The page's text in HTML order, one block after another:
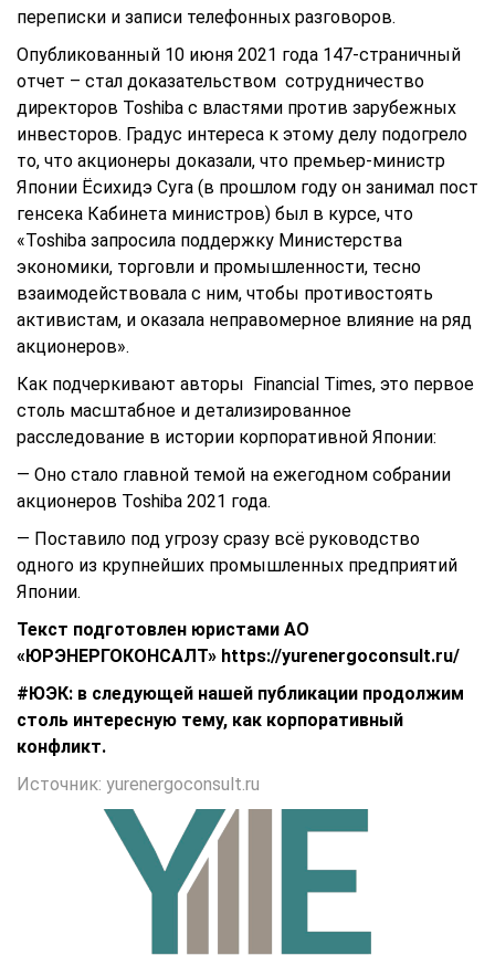
переписки и записи телефонных разговоров.
Опубликованный 10 июня 2021 года 147-страничный
отчет – стал доказательством сотрудничество
директоров Toshiba с властями против зарубежных
инвесторов. Градус интереса к этому делу подогрело
то, что акционеры доказали, что премьер-министр
Японии Ёсихидэ Суга (в прошлом году он занимал пост
генсека Кабинета министров) был в курсе, что
«Toshiba запросила поддержку Министерства
экономики, торговли и промышленности, тесно
взаимодействовала с ним, чтобы противостоять
активистам, и оказала неправомерное влияние на ряд
акционеров».
Как подчеркивают авторы Financial Times, это первое
столь масштабное и детализированное
расследование в истории корпоративной Японии:
— Оно стало главной темой на ежегодном собрании
акционеров Toshiba 2021 года.
— Поставило под угрозу сразу всё руководство
одного из крупнейших промышленных предприятий
Японии.
Текст подготовлен юристами АО
«ЮРЭНЕРГОКОНСАЛТ» https://yurenergoconsult.ru/
#ЮЭК: в следующей нашей публикации продолжим
столь интересную тему, как корпоративный
конфликт.
Источник: yurenergoconsult.ru